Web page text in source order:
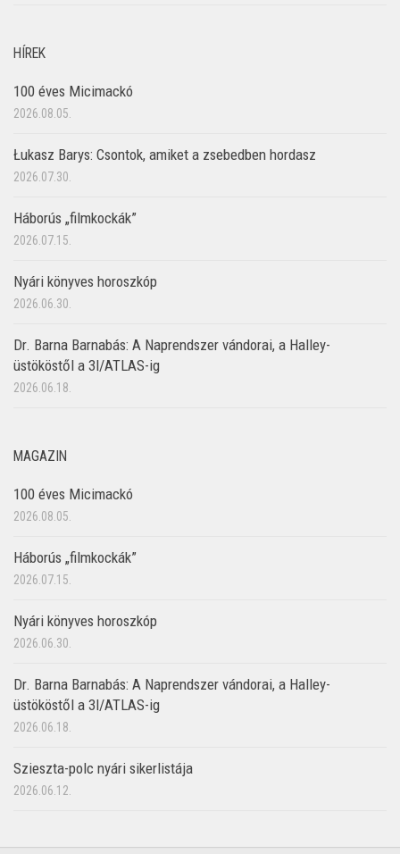
HÍREK
100 éves Micimackó
2026.08.05.
Łukasz Barys: Csontok, amiket a zsebedben hordasz
2026.07.30.
Háborús „filmkockák”
2026.07.15.
Nyári könyves horoszkóp
2026.06.30.
Dr. Barna Barnabás: A Naprendszer vándorai, a Halley-
üstököstől a 3I/ATLAS-ig
2026.06.18.
MAGAZIN
100 éves Micimackó
2026.08.05.
Háborús „filmkockák”
2026.07.15.
Nyári könyves horoszkóp
2026.06.30.
Dr. Barna Barnabás: A Naprendszer vándorai, a Halley-
üstököstől a 3I/ATLAS-ig
2026.06.18.
Szieszta-polc nyári sikerlistája
2026.06.12.